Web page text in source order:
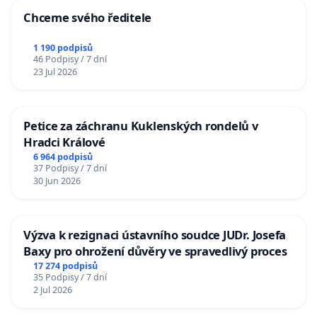
Chceme svého ředitele
1 190 podpisů
46 Podpisy / 7 dní
23 Jul 2026
Petice za záchranu Kuklenských rondelů v
Hradci Králové
6 964 podpisů
37 Podpisy / 7 dní
30 Jun 2026
Výzva k rezignaci ústavního soudce JUDr. Josefa
Baxy pro ohrožení důvěry ve spravedlivý proces
17 274 podpisů
35 Podpisy / 7 dní
2 Jul 2026